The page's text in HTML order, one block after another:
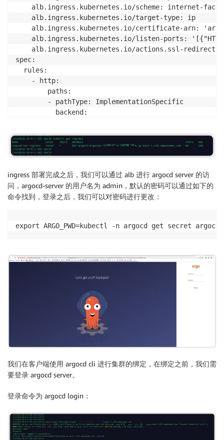
alb.ingress.kubernetes.io/scheme: internet-
    alb.ingress.kubernetes.io/target-type: ip
alb.ingress.kubernetes.io/certificate-arn:
alb.ingress.kubernetes.io/listen-ports:
alb.ingress.kubernetes.io/actions.ssl-
spec:
  rules:
    - http:
        paths:
        - pathType: ImplementationSpecific
          backend:
              name: argocd-server
              port:
                number: 443
ingress 部署完成之后，我们可以通过 alb 进行 argocd server 的访
问，argocd-server 的用户名为 admin，默认的密码可以通过如下的
命令找到，登录之后，我们可以对密码进行更改：
export ARGO_PWD=kubectl -n argocd get
我们在客户端使用 argocd cli 进行集群的绑定，在绑定之前，我们需
要登录 argocd server。
登录命令为 argocd login：